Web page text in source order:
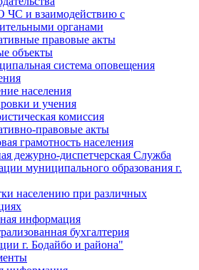
ЧС и взаимодействию с
органами
правовые акты
объекты
система оповещения
населения
и учения
комиссия
правовые акты
грамотность населения
дежурно-диспетчерская Служба
муниципального образования г.
населению при различных
информация
бухгалтерия
г. Бодайбо и района"